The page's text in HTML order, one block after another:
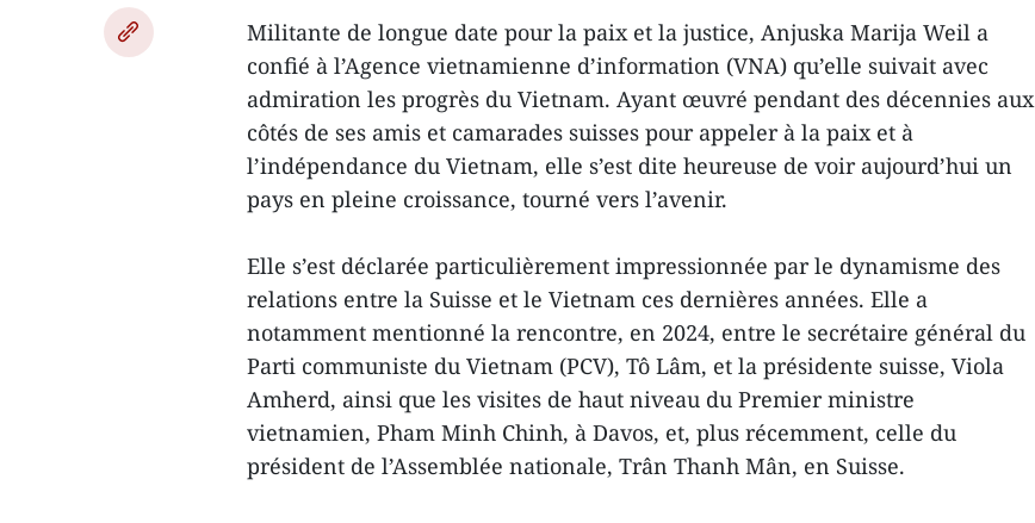
Militante de longue date pour la paix et la justice, Anjuska Marija Weil a
confié à l’Agence vietnamienne d’information (VNA) qu’elle suivait avec
admiration les progrès du Vietnam. Ayant œuvré pendant des décennies aux
côtés de ses amis et camarades suisses pour appeler à la paix et à
l’indépendance du Vietnam, elle s’est dite heureuse de voir aujourd’hui un
pays en pleine croissance, tourné vers l’avenir.
Elle s’est déclarée particulièrement impressionnée par le dynamisme des
relations entre la Suisse et le Vietnam ces dernières années. Elle a
notamment mentionné la rencontre, en 2024, entre le secrétaire général du
Parti communiste du Vietnam (PCV), Tô Lâm, et la présidente suisse, Viola
Amherd, ainsi que les visites de haut niveau du Premier ministre
vietnamien, Pham Minh Chinh, à Davos, et, plus récemment, celle du
président de l’Assemblée nationale, Trân Thanh Mân, en Suisse.